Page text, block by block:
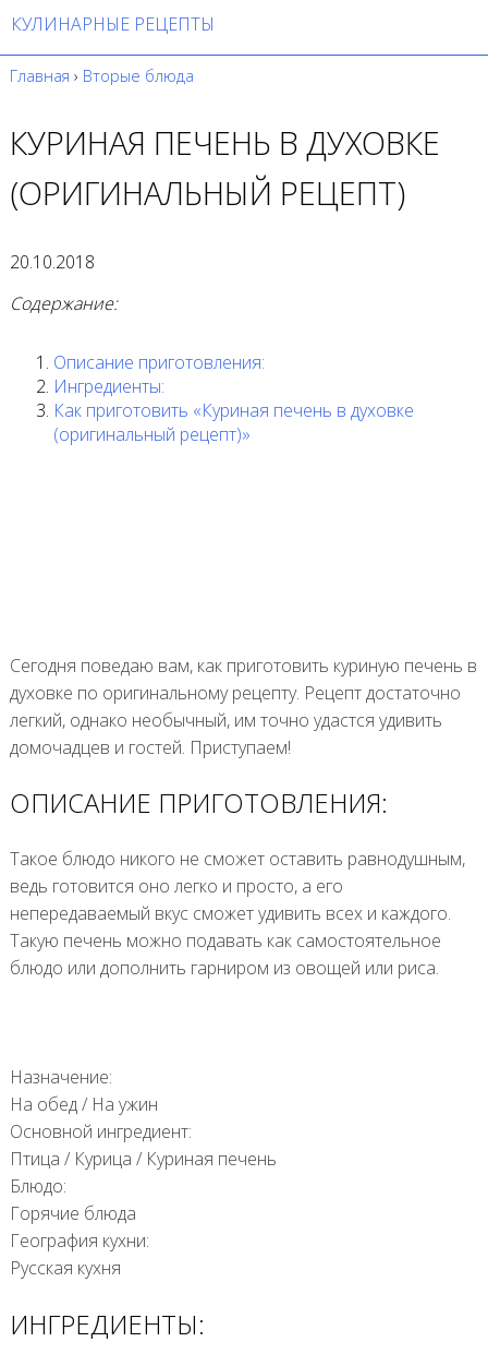
КУЛИНАРНЫЕ РЕЦЕПТЫ
Главная › Вторые блюда
КУРИНАЯ ПЕЧЕНЬ В ДУХОВКЕ
(ОРИГИНАЛЬНЫЙ РЕЦЕПТ)
20.10.2018
Содержание:
Описание приготовления:
Ингредиенты:
Как приготовить «Куриная печень в духовке
(оригинальный рецепт)»
Сегодня поведаю вам, как приготовить куриную печень в
духовке по оригинальному рецепту. Рецепт достаточно
легкий, однако необычный, им точно удастся удивить
домочадцев и гостей. Приступаем!
ОПИСАНИЕ ПРИГОТОВЛЕНИЯ:
Такое блюдо никого не сможет оставить равнодушным,
ведь готовится оно легко и просто, а его
непередаваемый вкус сможет удивить всех и каждого.
Такую печень можно подавать как самостоятельное
блюдо или дополнить гарниром из овощей или риса.
Назначение:
На обед/На ужин
Основной ингредиент:
Птица /Курица /Куриная печень
Блюдо:
Горячие блюда
География кухни:
Русская кухня
ИНГРЕДИЕНТЫ: